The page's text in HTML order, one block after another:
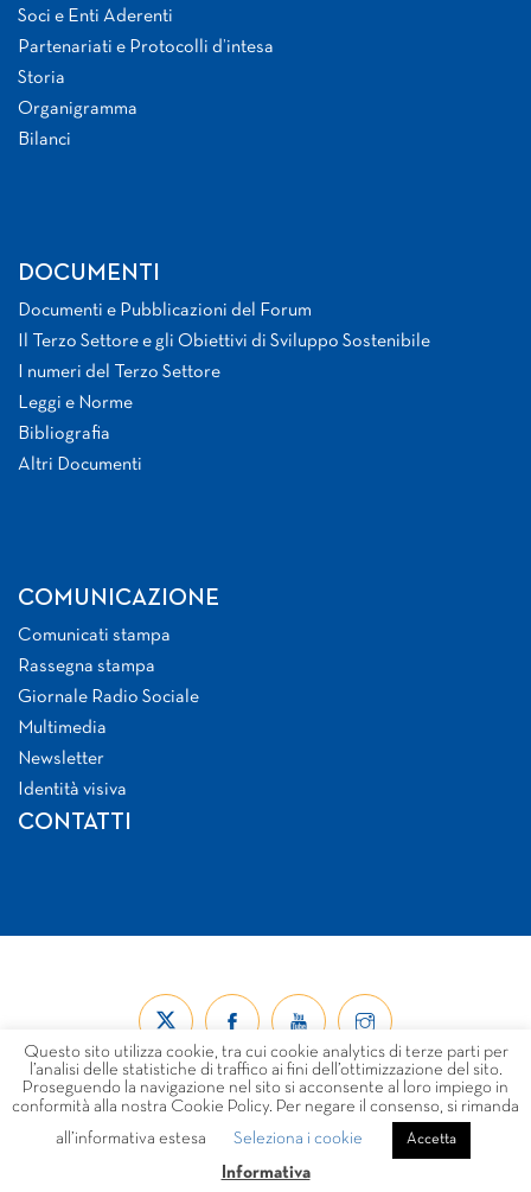
Soci e Enti Aderenti
Partenariati e Protocolli d’intesa
Storia
Organigramma
Bilanci
DOCUMENTI
Documenti e Pubblicazioni del Forum
Il Terzo Settore e gli Obiettivi di Sviluppo Sostenibile
I numeri del Terzo Settore
Leggi e Norme
Bibliografia
Altri Documenti
COMUNICAZIONE
Comunicati stampa
Rassegna stampa
Giornale Radio Sociale
Multimedia
Newsletter
Identità visiva
CONTATTI
© Forum Nazionale del Terzo Settore ETS 2026
COOKIE POLICY DISCLAIMER
Questo sito utilizza cookie, tra cui cookie analytics di terze parti per
l’analisi delle statistiche di traffico ai fini dell’ottimizzazione del sito.
Proseguendo la navigazione nel sito si acconsente al loro impiego in
conformità alla nostra Cookie Policy. Per negare il consenso, si rimanda
all’informativa estesa
Seleziona i cookie Accetta
Informativa